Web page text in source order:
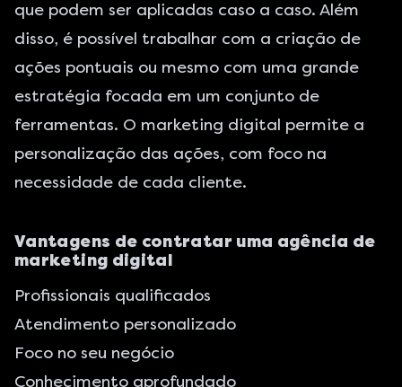
que podem ser aplicadas caso a caso. Além
disso, é possível trabalhar com a criação de
ações pontuais ou mesmo com uma grande
estratégia focada em um conjunto de
ferramentas. O marketing digital permite a
personalização das ações, com foco na
necessidade de cada cliente.
Vantagens de contratar uma agência de
marketing digital
Profissionais qualificados
Atendimento personalizado
Foco no seu negócio
Conhecimento aprofundado